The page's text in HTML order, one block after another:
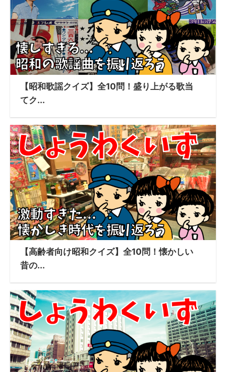
【昭和歌謡クイズ】全10問！盛り上がる歌当
てク...
【高齢者向け昭和クイズ】全10問！懐かしい
昔の...